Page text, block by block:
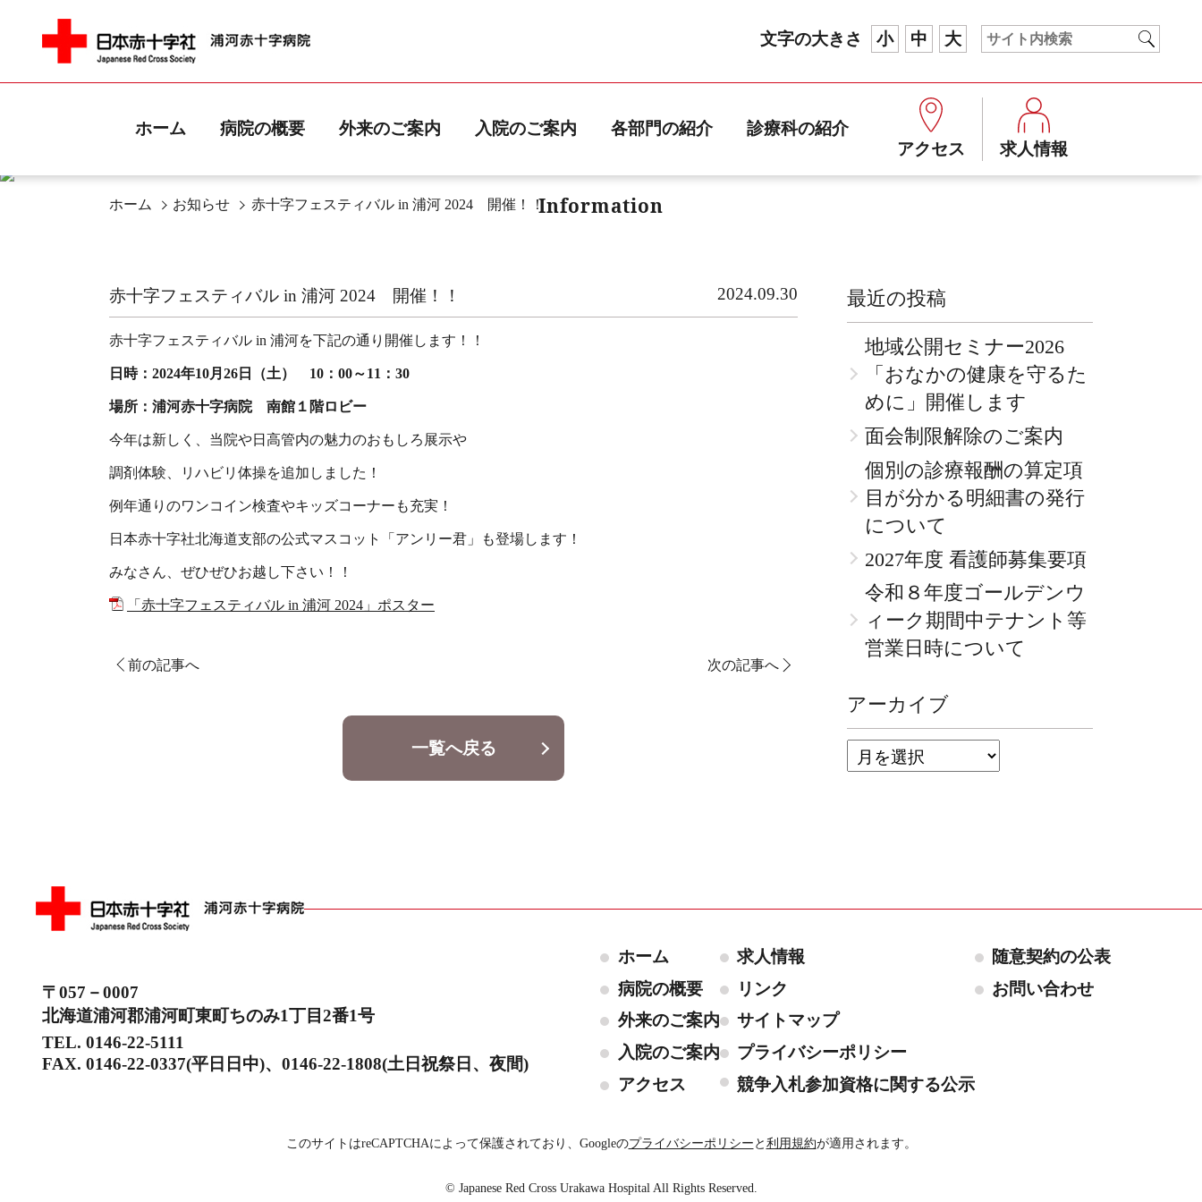
文字の大きさ 小 中 大
ホーム 病院の概要 外来のご案内 入院のご案内 各部門の紹介
診療科の紹介
アクセス
求人情報
お知らせ
Information
ホーム お知らせ 赤十字フェスティバル in 浦河 2024 開催！！
2024.09.30
赤十字フェスティバル in 浦河 2024 開催！！
赤十字フェスティバル in 浦河を下記の通り開催します！！
日時：2024年10月26日（土） 10：00～11：30
場所：浦河赤十字病院 南館１階ロビー
今年は新しく、当院や日高管内の魅力のおもしろ展示や
調剤体験、リハビリ体操を追加しました！
例年通りのワンコイン検査やキッズコーナーも充実！
日本赤十字社北海道支部の公式マスコット「アンリー君」も登場します！
みなさん、ぜひぜひお越し下さい！！
「赤十字フェスティバル in 浦河 2024」ポスター
前の記事へ 次の記事へ
一覧へ戻る
最近の投稿
地域公開セミナー2026
「おなかの健康を守るた
めに」開催します
面会制限解除のご案内
個別の診療報酬の算定項
目が分かる明細書の発行
について
2027年度 看護師募集要項
令和８年度ゴールデンウ
ィーク期間中テナント等
営業日時について
アーカイブ
〒057－0007
北海道浦河郡浦河町東町ちのみ1丁目2番1号
TEL. 0146-22-5111
FAX. 0146-22-0337(平日日中)、0146-22-1808(土日祝祭日、夜間)
ホーム
病院の概要
外来のご案内
入院のご案内
アクセス
求人情報
リンク
サイトマップ
プライバシーポリシー
競争入札参加資格に関する公示
随意契約の公表
お問い合わせ
このサイトはreCAPTCHAによって保護されており、Googleのプライバシーポリシーと利用規約が適用されます。
© Japanese Red Cross Urakawa Hospital All Rights Reserved.